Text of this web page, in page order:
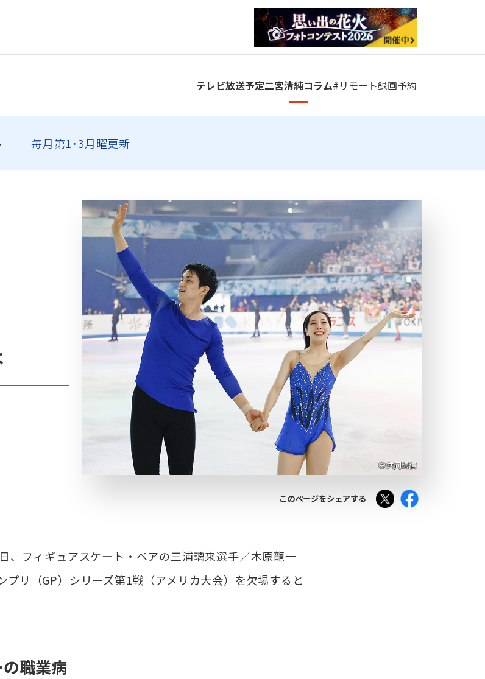
テレビ放送予定二宮清純コラム#リモート録画予約
毎月第1･3月曜更新
このページをシェアする Tweet
、フィギュアスケート・ペアの三浦璃来選手／木原龍一
プリ（GP）シリーズ第1戦（アメリカ大会）を欠場すると
職業病